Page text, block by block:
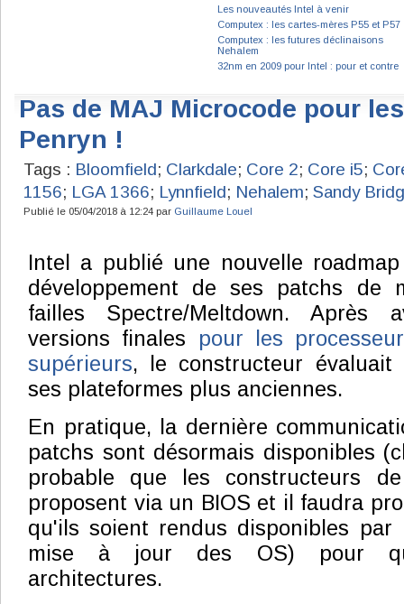
Les nouveautés Intel à venir
Computex : les cartes-mères P55 et P57
Computex : les futures déclinaisons
Nehalem
32nm en 2009 pour Intel : pour et contre
Pas de MAJ Microcode pour
Penryn !
Tags : Bloomfield; Clarkdale; Core 2; Core i5;
1156; LGA 1366; Lynnfield; Nehalem; Sandy
Publié le 05/04/2018 à 12:24 par Guillaume Louel
Intel a publié une nouvelle
développement de ses patchs de
failles Spectre/Meltdown. Après
versions finales pour les
supérieurs, le constructeur évaluait
ses plateformes plus anciennes.
En pratique, la dernière
patchs sont désormais disponibles
probable que les constructeurs
proposent via un BIOS et il faudra
qu'ils soient rendus disponibles par
mise à jour des OS) pour
architectures.